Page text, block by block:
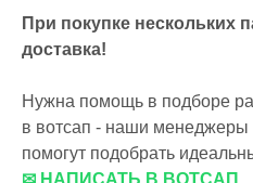
При покупке нескольких
доставка!
Нужна помощь в подборе
в вотсап - наши менеджеры
помогут подобрать